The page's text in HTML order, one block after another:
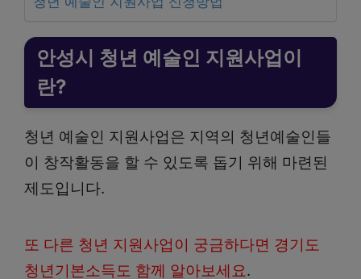
안성시 청년 예술인 지원사업이
란?
청년 예술인 지원사업은 지역의 청년예술인들
이 창작활동을 할 수 있도록 돕기 위해 마련된
제도입니다.
또 다른 청년 지원사업이 궁금하다면 경기도
청년기본소득도 함께 알아보세요.